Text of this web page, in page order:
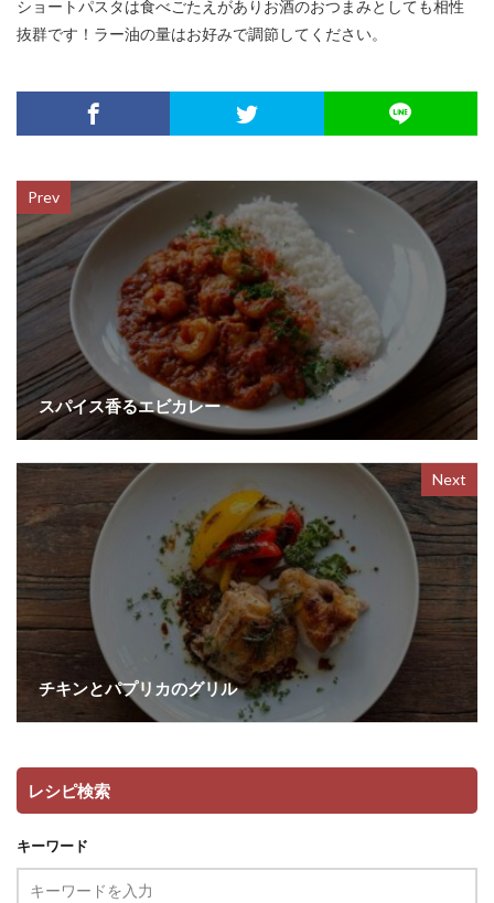
ショートパスタは食べごたえがありお酒のおつまみとしても相性
抜群です！ ラー油の量はお好みで調節してください。
Prev
スパイス香るエビカレー
Next
チキンとパプリカのグリル
レシピ検索
キーワード